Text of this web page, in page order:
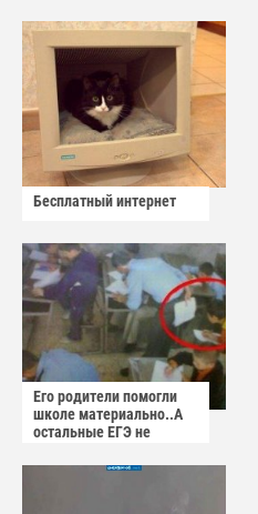
Бесплатный интернет
Его родители помогли
школе материально..А
остальные ЕГЭ не